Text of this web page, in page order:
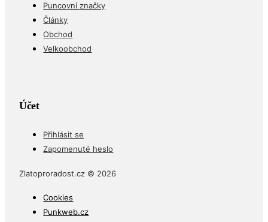
Puncovní značky
Články
Obchod
Velkoobchod
Účet
Přihlásit se
Zapomenuté heslo
Zlatoproradost.cz © 2026
Cookies
Punkweb.cz